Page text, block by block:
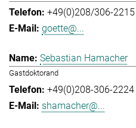
+49(0)208/306-2215
goette@...
Sebastian Hamacher
Gastdoktorand
+49(0)208-306-2224
shamacher@...